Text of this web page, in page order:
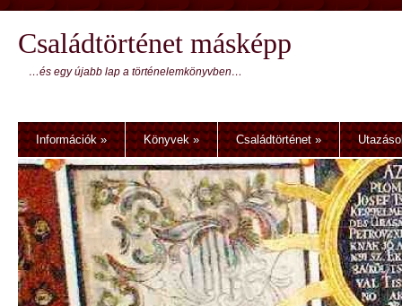
Családtörténet másképp
…és egy újabb lap a történelemkönyvben…
Információk» Könyvek» Családtörténet»